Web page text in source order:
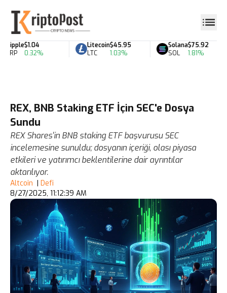
Ripple
XRP
$1.04
0.32%
Litecoin
LTC
$45.95
1.03%
Solana
SOL
$75.92
1.81%
REX, BNB Staking ETF İçin SEC'e Dosya
Sundu
REX Shares'in BNB staking ETF başvurusu SEC
incelemesine sunuldu; dosyanın içeriği, olası piyasa
etkileri ve yatırımcı beklentilerine dair ayrıntılar
aktarılıyor.
Altcoin | Defi
8/27/2025, 11:12:39 AM